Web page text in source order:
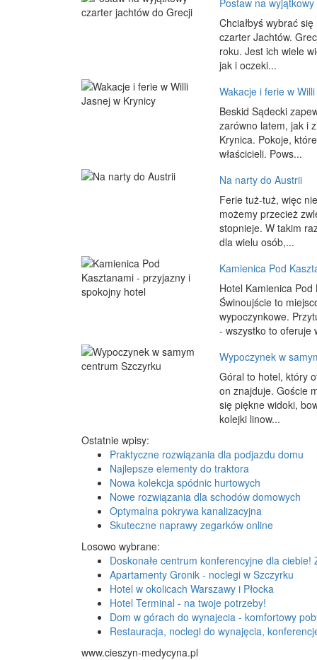
Postaw na
Chciałbyś wybrać
czarter Jachtów.
roku. Jest ich wiele
jak i oczeki...
Wakacje i ferie w
Beskid Sądecki
zarówno latem, jak i
Krynica. Pokoje,
właścicieli. Pows...
Na narty do Austrii
Ferie tuż-tuż, więc
możemy przecież
stopnieje. W takim
dla wielu osób,...
Kamienica Pod
Hotel Kamienica
Świnoujście to
wypoczynkowe.
- wszystko to oferuje
Wypoczynek w
Góral to hotel, który
on znajduje. Goście
się piękne widoki,
kolejki linow...
Ostatnie wpisy:
Praktyczne rozwiązania dla podjazdu domu
Najlepsze elementy do traktora
Nowa kolekcja spódnic hurtowych
Nowe rozwiązania dla schodów domowych
Optymalna pokrywa kanalizacyjna
Skuteczne naprawy zegarków online
Losowo wybrane:
Doskonałe centrum konferencyjne dla
Apartamenty Gronik - noclegi w Szczyrku
Hotel w okolicach Warszawy i Płocka
Hotel Terminal - na twoje potrzeby!
Dom w górach do wynajecia - komfortowy
Restauracja, noclegi do wynajęcia,
www.cieszyn-medycyna.pl